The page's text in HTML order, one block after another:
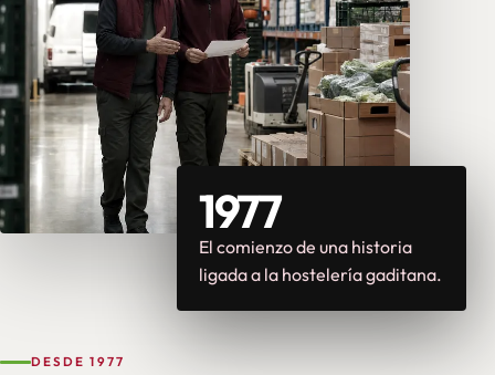
1977
El comienzo de una historia
ligada a la hostelería gaditana.
DESDE 1977